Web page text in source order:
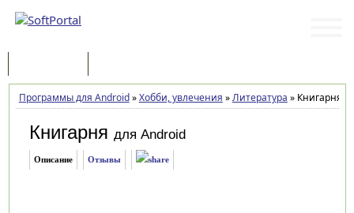
Программы для Android»Хобби, увлечения »Литература »Книгарня
Книгарня для Android
Описание Отзывы